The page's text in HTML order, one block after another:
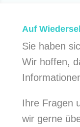
Auf
Sie haben
Wir hoffen,
Ihre Fragen
wir gerne